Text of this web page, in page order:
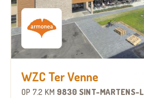
WZC Ter Venne
OP 7.2 KM 9830 SINT-MARTENS-